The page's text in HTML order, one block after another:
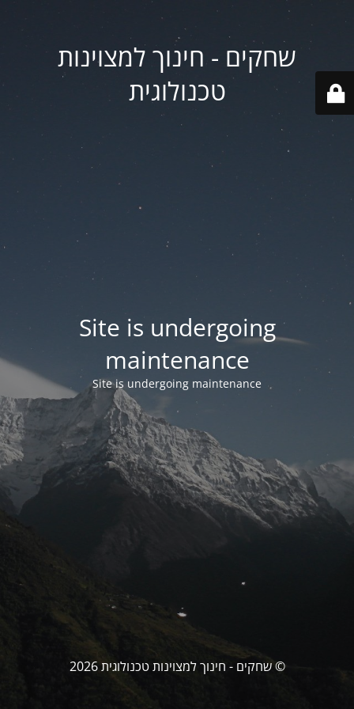
שחקים - חינוך למצוינות
טכנולוגית
Site is undergoing
maintenance
Site is undergoing maintenance
© שחקים - חינוך למצוינות טכנולוגית 2026